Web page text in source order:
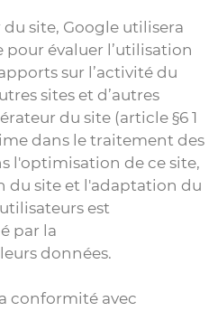
site, Google utilisera
pour évaluer l’utilisation
sur l’activité du
sites et d’autres
du site (article §6 1
dans le traitement des
l'optimisation de ce site,
du site et l'adaptation du
est
par la
données.
conformité avec